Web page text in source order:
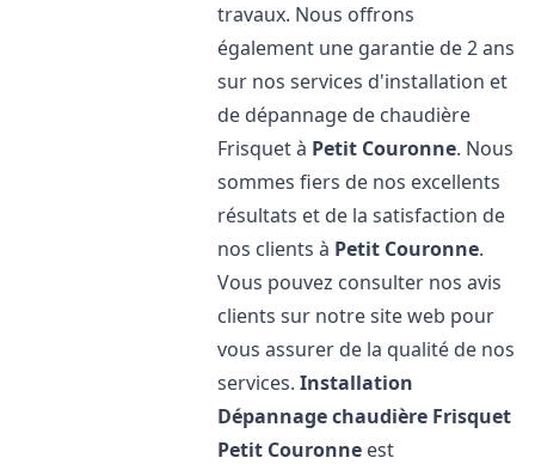
travaux. Nous offrons
également une garantie de 2 ans
sur nos services d'installation et
de dépannage de chaudière
Frisquet à Petit Couronne. Nous
sommes fiers de nos excellents
résultats et de la satisfaction de
nos clients à Petit Couronne.
Vous pouvez consulter nos avis
clients sur notre site web pour
vous assurer de la qualité de nos
services.Installation
Dépannage chaudière Frisquet
Petit Couronne est